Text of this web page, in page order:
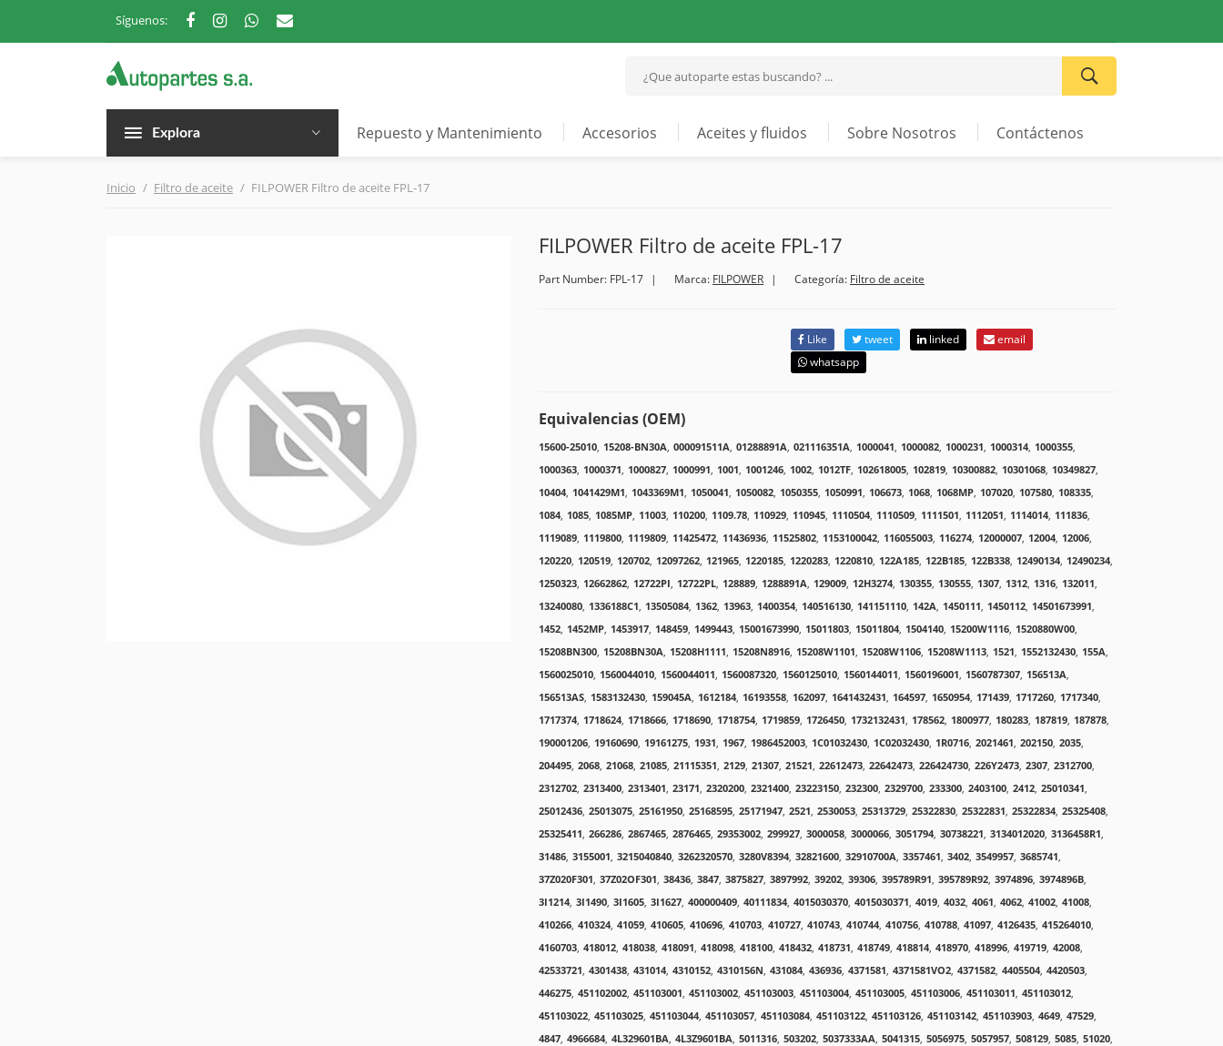
Síguenos:
Explora Repuesto y Mantenimiento Accesorios Aceites y fluidos Sobre Nosotros Contáctenos
Inicio Filtro de aceite FILPOWER Filtro de aceite FPL-17
FILPOWER Filtro de aceite FPL-17
Part Number: FPL-17 Marca: FILPOWER Categoría: Filtro de aceite
Like tweet linked
email
whatsapp
Equivalencias (OEM)
15600-25010, 15208-BN30A, 000091511A, 01288891A, 021116351A, 1000041, 1000082, 1000231, 1000314, 1000355,
1000363, 1000371, 1000827, 1000991, 1001, 1001246, 1002, 1012TF, 102618005, 102819, 10300882, 10301068, 10349827,
10404, 1041429M1, 1043369M1, 1050041, 1050082, 1050355, 1050991, 106673, 1068, 1068MP, 107020, 107580, 108335,
1084, 1085, 1085MP, 11003, 110200, 1109.78, 110929, 110945, 1110504, 1110509, 1111501, 1112051, 1114014, 111836,
1119089, 1119800, 1119809, 11425472, 11436936, 11525802, 1153100042, 116055003, 116274, 12000007, 12004, 12006,
120220, 120519, 120702, 12097262, 121965, 1220185, 1220283, 1220810, 122A185, 122B185, 122B338, 12490134, 12490234,
1250323, 12662862, 12722PI, 12722PL, 128889, 1288891A, 129009, 12H3274, 130355, 130555, 1307, 1312, 1316, 132011,
13240080, 1336188C1, 13505084, 1362, 13963, 1400354, 140516130, 141151110, 142A, 1450111, 1450112, 14501673991,
1452, 1452MP, 1453917, 148459, 1499443, 15001673990, 15011803, 15011804, 1504140, 15200W1116, 1520880W00,
15208BN300, 15208BN30A, 15208H1111, 15208N8916, 15208W1101, 15208W1106, 15208W1113, 1521, 1552132430, 155A,
1560025010, 1560044010, 1560044011, 1560087320, 1560125010, 1560144011, 1560196001, 1560787307, 156513A,
156513AS, 1583132430, 159045A, 1612184, 16193558, 162097, 1641432431, 164597, 1650954, 171439, 1717260, 1717340,
1717374, 1718624, 1718666, 1718690, 1718754, 1719859, 1726450, 1732132431, 178562, 1800977, 180283, 187819, 187878,
190001206, 19160690, 19161275, 1931, 1967, 1986452003, 1C01032430, 1C02032430, 1R0716, 2021461, 202150, 2035,
204495, 2068, 21068, 21085, 21115351, 2129, 21307, 21521, 22612473, 22642473, 226424730, 226Y2473, 2307, 2312700,
2312702, 2313400, 2313401, 23171, 2320200, 2321400, 23223150, 232300, 2329700, 233300, 2403100, 2412, 25010341,
25012436, 25013075, 25161950, 25168595, 25171947, 2521, 2530053, 25313729, 25322830, 25322831, 25322834, 25325408,
25325411, 266286, 2867465, 2876465, 29353002, 299927, 3000058, 3000066, 3051794, 30738221, 3134012020, 3136458R1,
31486, 3155001, 3215040840, 3262320570, 3280V8394, 32821600, 32910700A, 3357461, 3402, 3549957, 3685741,
37Z020F301, 37Z02OF301, 38436, 3847, 3875827, 3897992, 39202, 39306, 395789R91, 395789R92, 3974896, 3974896B,
3I1214, 3I1490, 3I1605, 3I1627, 400000409, 40111834, 4015030370, 4015030371, 4019, 4032, 4061, 4062, 41002, 41008,
410266, 410324, 41059, 410605, 410696, 410703, 410727, 410743, 410744, 410756, 410788, 41097, 4126435, 415264010,
4160703, 418012, 418038, 418091, 418098, 418100, 418432, 418731, 418749, 418814, 418970, 418996, 419719, 42008,
42533721, 4301438, 431014, 4310152, 4310156N, 431084, 436936, 4371581, 4371581VO2, 4371582, 4405504, 4420503,
446275, 451102002, 451103001, 451103002, 451103003, 451103004, 451103005, 451103006, 451103011, 451103012,
451103022, 451103025, 451103044, 451103057, 451103084, 451103122, 451103126, 451103142, 451103903, 4649, 47529,
4847, 4966684, 4L329601BA, 4L3Z9601BA, 5011316, 503202, 5037333AA, 5041315, 5056975, 5057957, 508129, 5085, 51020,